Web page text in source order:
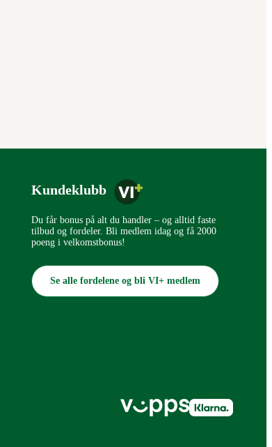
Kundeklubb
Du får bonus på alt du handler – og alltid faste
tilbud og fordeler. Bli medlem idag og få 2000
poeng i velkomstbonus!
Se alle fordelene og bli VI+ medlem